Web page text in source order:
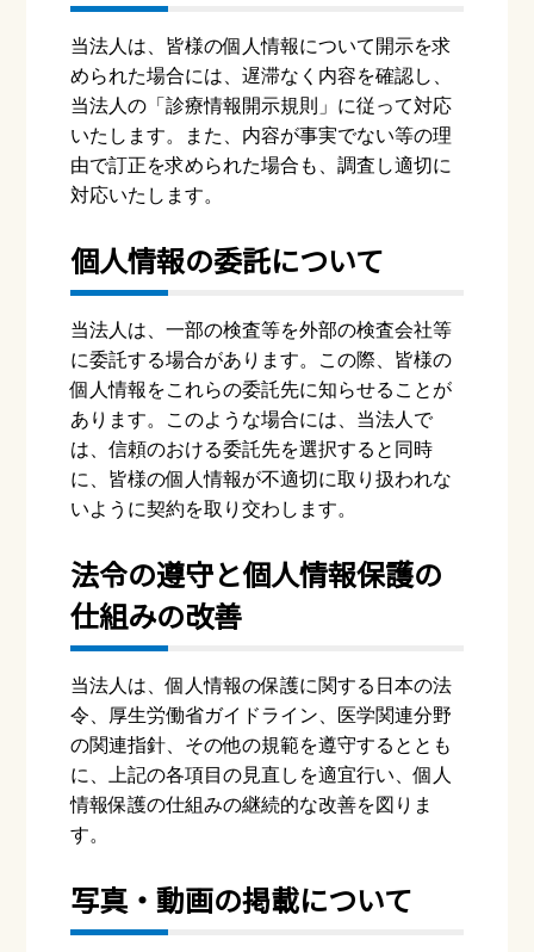
当法⼈は、皆様の個⼈情報について開⽰を求
められた場合には、遅滞なく内容を確認し、
当法⼈の「診療情報開⽰規則」に従って対応
いたします。また、内容が事実でない等の理
由で訂正を求められた場合も、調査し適切に
対応いたします。
個⼈情報の委託について
当法⼈は、⼀部の検査等を外部の検査会社等
に委託する場合があります。この際、皆様の
個⼈情報をこれらの委託先に知らせることが
あります。このような場合には、当法⼈で
は、信頼のおける委託先を選択すると同時
に、皆様の個⼈情報が不適切に取り扱われな
いように契約を取り交わします。
法令の遵守と個⼈情報保護の
仕組みの改善
当法⼈は、個⼈情報の保護に関する⽇本の法
令、厚⽣労働省ガイドライン、医学関連分野
の関連指針、その他の規範を遵守するととも
に、上記の各項⽬の⾒直しを適宜⾏い、個⼈
情報保護の仕組みの継続的な改善を図りま
す。
写真・動画の掲載について